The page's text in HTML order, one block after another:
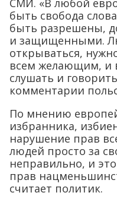
СМИ. «В любой
быть свобода
быть разрешены,
и защищенными.
открываться,
всем желающим, и
слушать и
комментарии
По мнению
избранника,
нарушение прав
людей просто за
неправильно, и
прав
считает политик.